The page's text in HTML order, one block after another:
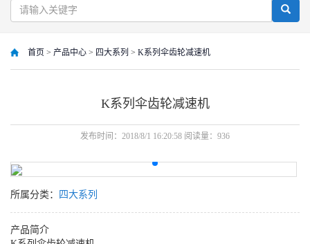
首页 > 产品中心 > 四大系列 > K系列伞齿轮减速机
K系列伞齿轮减速机
发布时间：2018/8/1 16:20:58 阅读量：936
所属分类： 四大系列
产品简介